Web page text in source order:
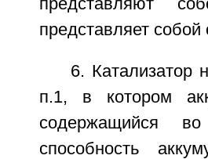
представляют
представляет
6. Катализатор
п.1, в котором
содержащийся
способность